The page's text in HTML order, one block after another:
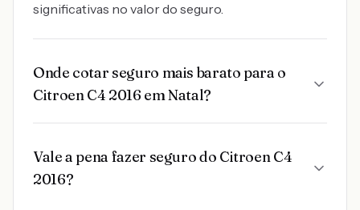
significativas no valor do seguro.
Onde cotar seguro mais barato para o
Citroen C4 2016 em Natal?
Vale a pena fazer seguro do Citroen C4
2016?